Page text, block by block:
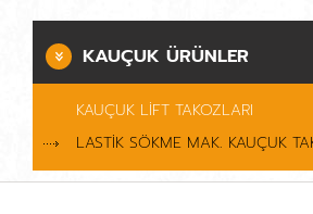
KAUÇUK ÜRÜNLER
KAUÇUK LİFT TAKOZLARI
LASTİK SÖKME MAK. KAUÇUK